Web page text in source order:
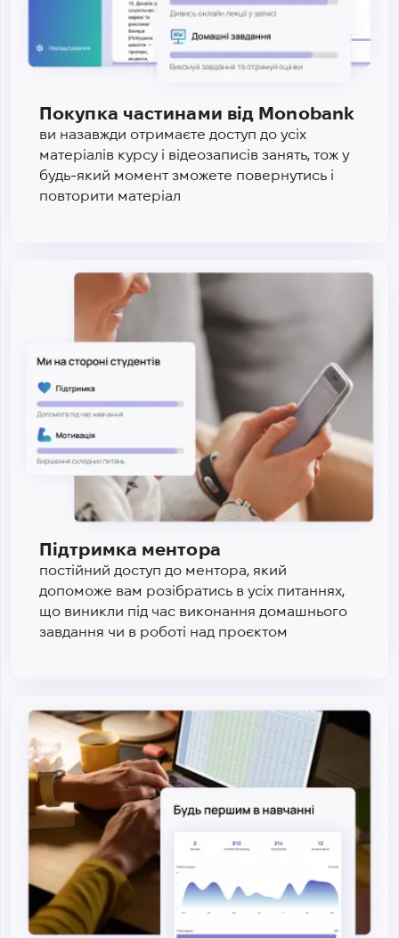
Покупка частинами від Monobank
ви назавжди отримаєте доступ до усіх
матеріалів курсу і відеозаписів занять, тож у
будь-який момент зможете повернутись і
повторити матеріал
Підтримка ментора
постійний доступ до ментора, який
допоможе вам розібратись в усіх питаннях,
що виникли під час виконання домашнього
завдання чи в роботі над проєктом